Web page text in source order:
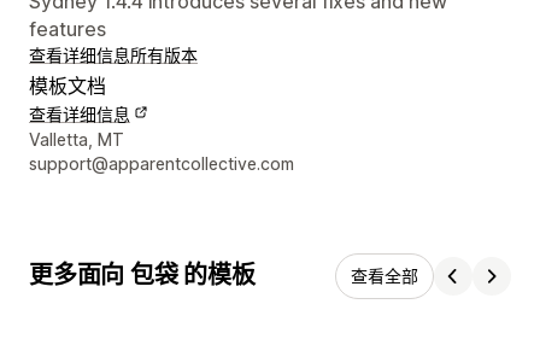
features
查看详细信息所有版本
模板文档
查看详细信息
设计师联系方式
Valletta, MT
support@apparentcollective.com
更多面向 包袋 的模板 查看全部